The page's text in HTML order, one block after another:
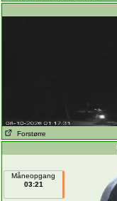
Forstørre
Måneopgang
03:21